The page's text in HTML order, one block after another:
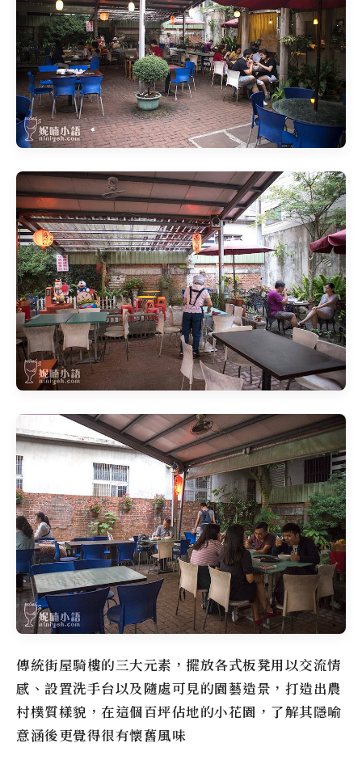
傳統街屋騎樓的三大元素，擺放各式板凳用以交流情
感、設置洗手台以及隨處可見的園藝造景，打造出農
村樸質樣貌，在這個百坪佔地的小花園，了解其隱喻
意涵後更覺得很有懷舊風味